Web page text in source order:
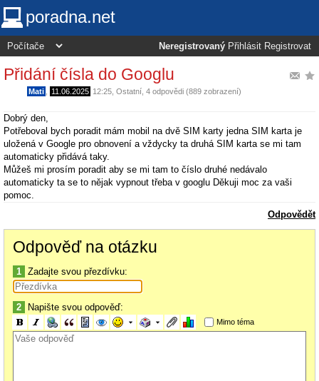
poradna.net
Neregistrovaný Přihlásit Registrovat
Přidání čísla do Googlu
Mati 11.06.2025 12:25 Ostatní , 4 odpovědi (889 zobrazení)
Dobrý den,
Potřeboval bych poradit mám mobil na dvě SIM karty jedna SIM karta je
uložená v Google pro obnovení a vždycky ta druhá SIM karta se mi tam
automaticky přidává taky.
Můžeš mi prosím poradit aby se mi tam to číslo druhé nedávalo
automaticky ta se to nějak vypnout třeba v googlu Děkuji moc za vaši
pomoc.
Odpovědět
Odpověď na otázku
1 Zadajte svou přezdívku:
2 Napište svou odpověď:
Mimo téma